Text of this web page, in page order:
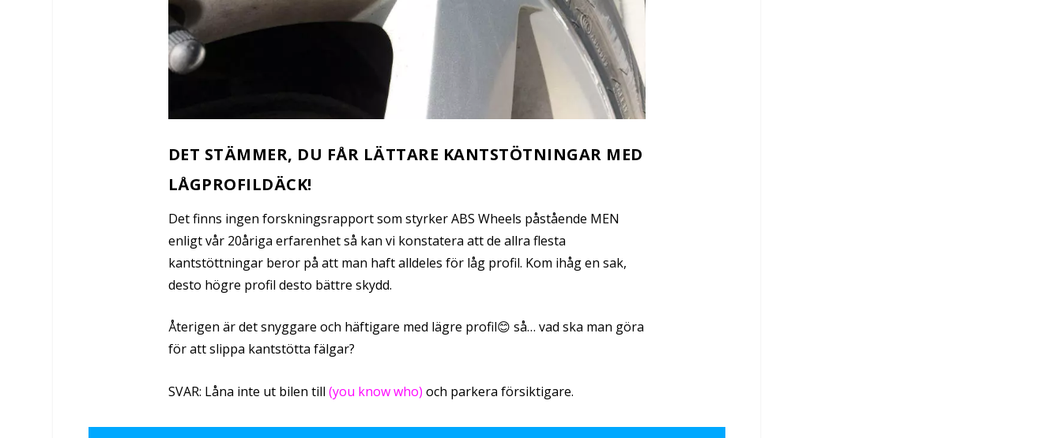
DET STÄMMER, DU FÅR LÄTTARE KANTSTÖTNINGAR MED
LÅGPROFILDÄCK!
Det finns ingen forskningsrapport som styrker ABS Wheels påstående MEN
enligt vår 20åriga erfarenhet så kan vi konstatera att de allra flesta
kantstöttningar beror på att man haft alldeles för låg profil. Kom ihåg en sak,
desto högre profil desto bättre skydd.
Återigen är det snyggare och häftigare med lägre profil😊 så… vad ska man göra
för att slippa kantstötta fälgar?
SVAR: Låna inte ut bilen till (you know who) och parkera försiktigare.